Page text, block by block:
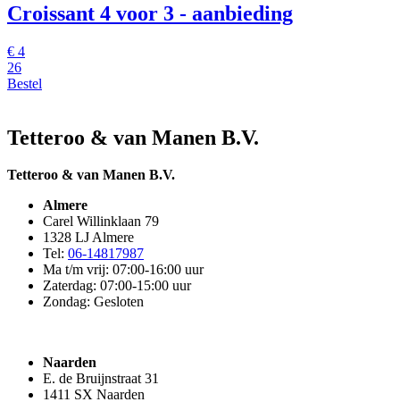
Croissant 4 voor 3 - aanbieding
€ 4
26
Bestel
Tetteroo & van Manen B.V.
Tetteroo & van Manen B.V.
Almere
Carel Willinklaan 79
1328 LJ Almere
Tel: 06-14817987
Ma t/m vrij: 07:00-16:00 uur
Zaterdag: 07:00-15:00 uur
Zondag: Gesloten
Naarden
E. de Bruijnstraat 31
1411 SX Naarden